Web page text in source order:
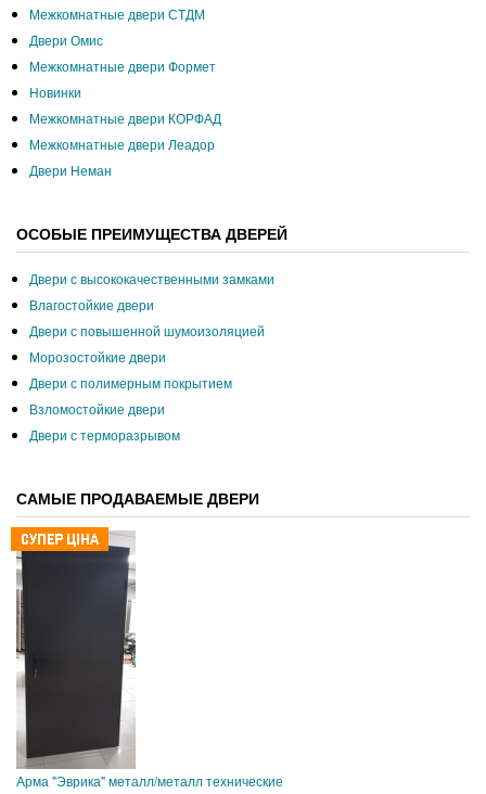
Межкомнатные двери СТДМ
Двери Омис
Межкомнатные двери Формет
Новинки
Межкомнатные двери КОРФАД
Межкомнатные двери Леадор
Двери Неман
ОСОБЫЕ ПРЕИМУЩЕСТВА ДВЕРЕЙ
Двери с высококачественными замками
Влагостойкие двери
Двери с повышенной шумоизоляцией
Морозостойкие двери
Двери с полимерным покрытием
Взломостойкие двери
Двери с терморазрывом
САМЫЕ ПРОДАВАЕМЫЕ ДВЕРИ
Арма "Эврика" металл/металл технические